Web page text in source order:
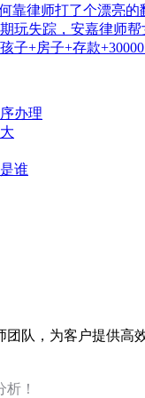
靠律师打了个漂亮的
玩失踪，安嘉律师帮
子+房子+存款
办理
谁
队，为客户提供高
！